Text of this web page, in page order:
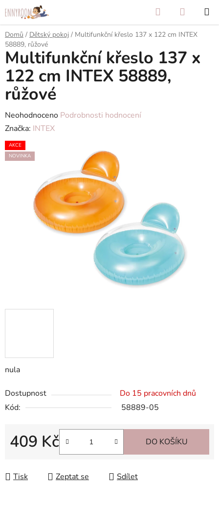
na
obsah
Hledat
KOŠÍK
Domů / Dětský pokoj / Multifunkční křeslo 137 x 122 cm INTEX
58889, růžové
nula
Dostupnost
Do 15 pracovních dnů
Kód:
58889-05
409 Kč DO KOŠÍKU
Tisk Zeptat se Sdílet
Multifunkční křeslo 137 x
122 cm INTEX 58889,
růžové
Průměrné
hodnocení
produktu
je
hvězdiček.
Neohodnoceno Podrobnosti hodnocení
Značka: INTEX
AKCE
NOVINKA